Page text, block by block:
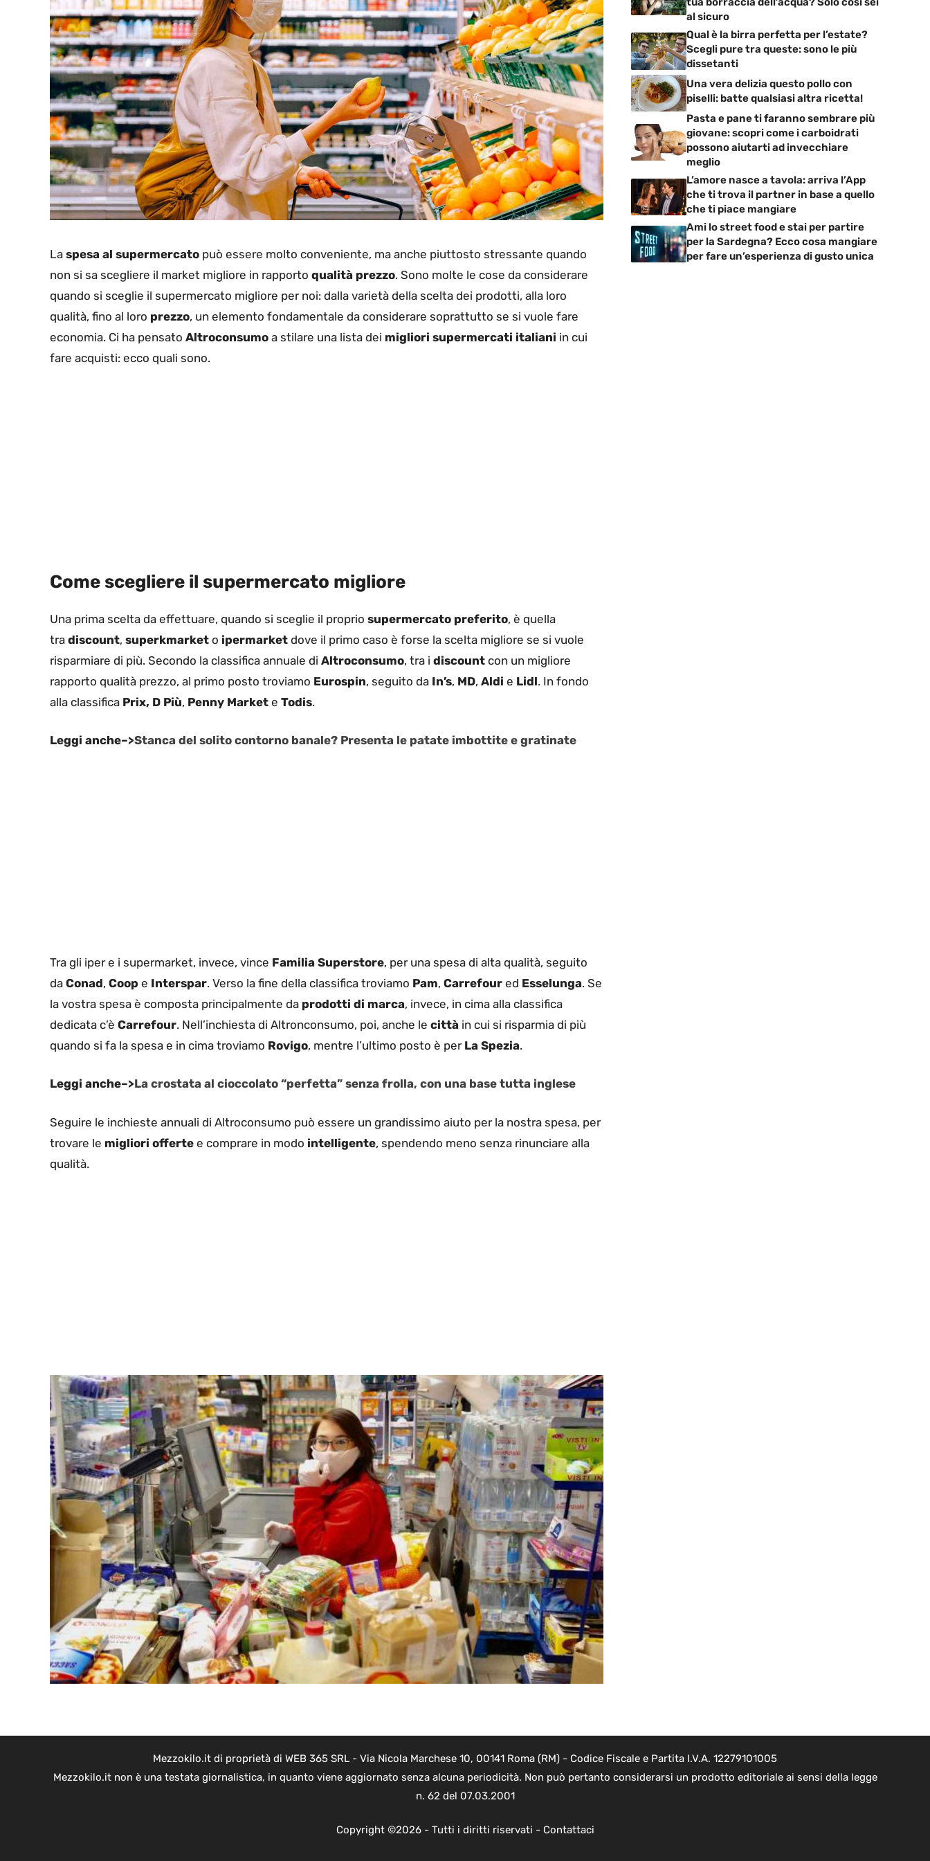
La spesa al supermercato può essere molto conveniente, ma anche piuttosto stressante quando
non si sa scegliere il market migliore in rapporto qualità prezzo. Sono molte le cose da considerare
quando si sceglie il supermercato migliore per noi: dalla varietà della scelta dei prodotti, alla loro
qualità, fino al loro prezzo, un elemento fondamentale da considerare soprattutto se si vuole fare
economia. Ci ha pensato Altroconsumo a stilare una lista dei migliori supermercati italiani in cui
fare acquisti: ecco quali sono.
Come scegliere il supermercato migliore
Una prima scelta da effettuare, quando si sceglie il proprio supermercato preferito, è quella
tra discount, superkmarket o ipermarket dove il primo caso è forse la scelta migliore se si vuole
risparmiare di più. Secondo la classifica annuale di Altroconsumo, tra i discount con un migliore
rapporto qualità prezzo, al primo posto troviamo Eurospin, seguito da In’s, MD, Aldi e Lidl. In fondo
alla classifica Prix, D Più, Penny Market e Todis.
Leggi anche–>Stanca del solito contorno banale? Presenta le patate imbottite e gratinate
Tra gli iper e i supermarket, invece, vince Familia Superstore, per una spesa di alta qualità, seguito
da Conad, Coop e Interspar. Verso la fine della classifica troviamo Pam, Carrefour ed Esselunga. Se
la vostra spesa è composta principalmente da prodotti di marca, invece, in cima alla classifica
dedicata c’è Carrefour. Nell’inchiesta di Altronconsumo, poi, anche le città in cui si risparmia di più
quando si fa la spesa e in cima troviamo Rovigo, mentre l’ultimo posto è per La Spezia.
Leggi anche–>La crostata al cioccolato “perfetta” senza frolla, con una base tutta inglese
Seguire le inchieste annuali di Altroconsumo può essere un grandissimo aiuto per la nostra spesa, per
trovare le migliori offerte e comprare in modo intelligente, spendendo meno senza rinunciare alla
qualità.
al sicuro
Qual è la birra perfetta per l’estate?
Scegli pure tra queste: sono le più
dissetanti
Una vera delizia questo pollo con
piselli: batte qualsiasi altra ricetta!
Pasta e pane ti faranno sembrare più
giovane: scopri come i carboidrati
possono aiutarti ad invecchiare
meglio
L’amore nasce a tavola: arriva l’App
che ti trova il partner in base a quello
che ti piace mangiare
Ami lo street food e stai per partire
per la Sardegna? Ecco cosa mangiare
per fare un’esperienza di gusto unica
Mezzokilo.it di proprietà di WEB 365 SRL - Via Nicola Marchese 10, 00141 Roma (RM) - Codice Fiscale e Partita I.V.A. 12279101005
Mezzokilo.it non è una testata giornalistica, in quanto viene aggiornato senza alcuna periodicità. Non può pertanto considerarsi un prodotto editoriale ai sensi della legge
n. 62 del 07.03.2001
Copyright ©2026 - Tutti i diritti riservati - Contattaci